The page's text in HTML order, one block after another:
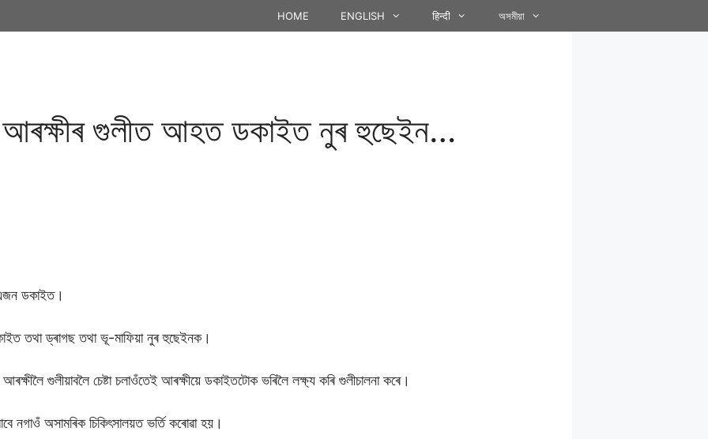
HOME ENGLISH हिन्दी অসমীয়া
আৰক্ষীৰ গুলীত আহত ডকাইত নুৰ হুছেইন…
ডকাইত।
তথা ড্ৰাগছ তথা ভূ-মাফিয়া নুৰ হুছেইনক।
গুলীয়াবলৈ চেষ্টা চলাওঁতেই আৰক্ষীয়ে ডকাইতটোক ভৰিলৈ লক্ষ্য কৰি গুলীচালনা কৰে।
নগাওঁ অসামৰিক চিকিৎসালয়ত ভৰ্তি কৰোৱা হয়।